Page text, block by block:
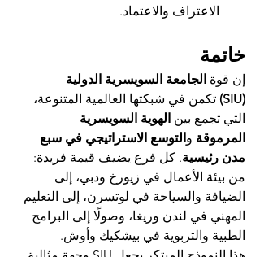
الاعتراف والاعتماد.
خاتمة
إن قوة الجامعة السويسرية الدولية
(SIU)
تكمن في شبكتها العالمية المتنوعة،
التي تجمع بين الهوية السويسرية
المرموقة والتوسع الاستراتيجي في سبع
مدن رئيسية. كل فرع يضيف قيمة فريدة:
من بيئة الأعمال في زيورخ ودبي، إلى
الضيافة والسياحة في لوتسرن، إلى التعليم
المهني في لندن وريغا، وصولًا إلى البرامج
الطبية والتربوية في بيشكيك وأوش.